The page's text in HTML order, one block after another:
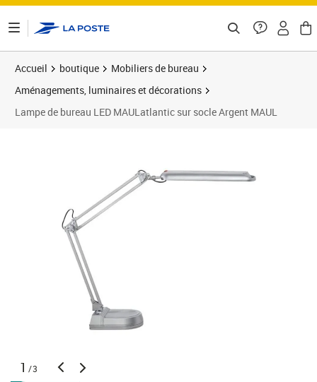
Accueil boutique
Mobiliers de bureau
Aménagements, luminaires et décorations
Lampe de bureau LED MAULatlantic sur socle Argent MAUL
1 /3